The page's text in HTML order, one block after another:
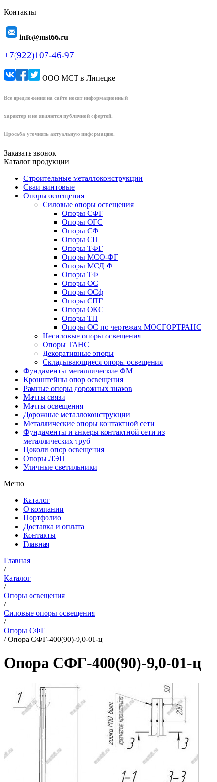
Контакты
info@mst66.ru
+7(922)107-46-97
ООО МСТ в Липецке
Все предложения на сайте носят информационный
характер и не являются публичной офертой.
Просьба уточнять актуальную информацию.
Заказать звонок
Каталог продукции
Строительные металлоконструкции
Сваи винтовые
Опоры освещения
Силовые опоры освещения
Опоры СФГ
Опоры ОГС
Опоры СФ
Опоры СП
Опоры ТФГ
Опоры МСО-ФГ
Опоры МСД-Ф
Опоры ТФ
Опоры ОС
Опоры ОСф
Опоры СПГ
Опоры ОКС
Опоры ТП
Опоры ОС по чертежам МОСГОРТРАНС
Несиловые опоры освещения
Опоры ТАНС
Декоративные опоры
Складывающиеся опоры освещения
Фундаменты металлические ФМ
Кронштейны опор освещения
Рамные опоры дорожных знаков
Мачты связи
Мачты освещения
Дорожные металлоконструкции
Металлические опоры контактной сети
Фундаменты и анкеры контактной сети из
металлических труб
Цоколи опор освещения
Опоры ЛЭП
Уличные светильники
Меню
Каталог
О компании
Портфолио
Доставка и оплата
Контакты
Главная
Главная
/
Каталог
/
Опоры освещения
/
Силовые опоры освещения
/
Опоры СФГ
/Опора СФГ-400(90)-9,0-01-ц
Опора СФГ-400(90)-9,0-01-ц